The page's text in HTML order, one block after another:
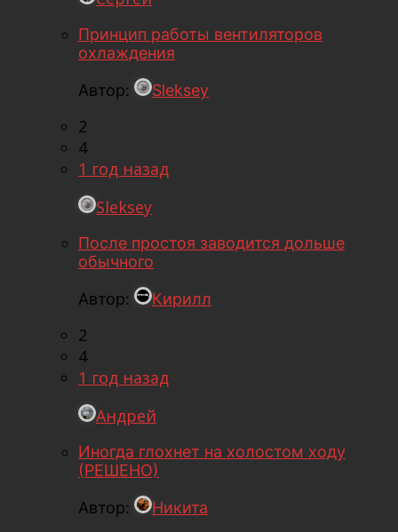
Принцип работы вентиляторов
охлаждения
Автор:
Sleksey
2
4
1 год назад
Sleksey
После простоя заводится дольше
обычного
Автор:
Кирилл
2
4
1 год назад
Андрей
Иногда глохнет на холостом ходу
(РЕШЕНО)
Автор:
Никита